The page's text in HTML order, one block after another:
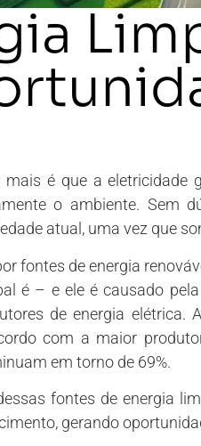
mais é que a eletricidade
o ambiente. Sem
atual, uma vez que
fontes de energia
é – e ele é causado
de energia
com a maior
em torno de 69%.
fontes de energia
gerando